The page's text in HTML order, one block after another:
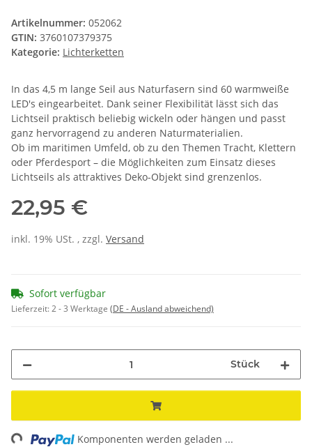
Artikelnummer: 052062
GTIN: 3760107379375
Kategorie: Lichterketten
In das 4,5 m lange Seil aus Naturfasern sind 60 warmweiße
LED's eingearbeitet. Dank seiner Flexibilität lässt sich das
Lichtseil praktisch beliebig wickeln oder hängen und passt
ganz hervorragend zu anderen Naturmaterialien.
Ob im maritimen Umfeld, ob zu den Themen Tracht, Klettern
oder Pferdesport – die Möglichkeiten zum Einsatz dieses
Lichtseils als attraktives Deko-Objekt sind grenzenlos.
22,95 €
inkl. 19% USt. , zzgl. Versand
Sofort verfügbar
Lieferzeit:2 - 3 Werktage (DE - Ausland abweichend)
Stück
Komponenten werden geladen ...